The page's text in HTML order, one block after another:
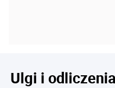
Ulgi i odliczenia